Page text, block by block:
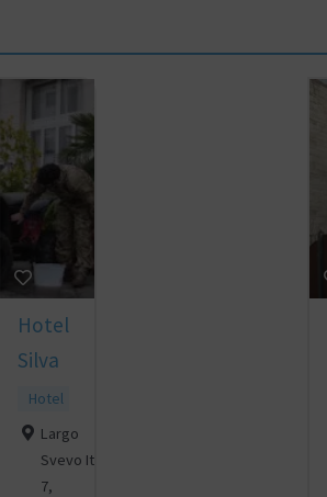
Hotel
Silva
Hotel
Largo
Svevo Italo
7,